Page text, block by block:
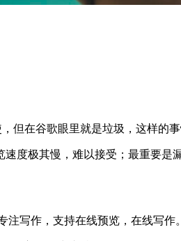
但在谷歌眼里就是垃圾，这样的事
度极其慢，难以接受；最重要是
注写作，支持在线预览，在线写作。